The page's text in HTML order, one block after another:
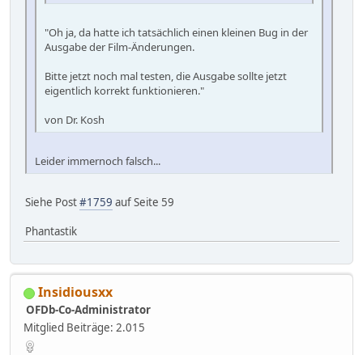
"Oh ja, da hatte ich tatsächlich einen kleinen Bug in der
Ausgabe der Film-Änderungen.
Bitte jetzt noch mal testen, die Ausgabe sollte jetzt
eigentlich korrekt funktionieren."
von Dr. Kosh
Leider immernoch falsch...
Siehe Post#1759 auf Seite 59
Phantastik
Insidiousxx
OFDb-Co-Administrator
Mitglied Beiträge: 2.015